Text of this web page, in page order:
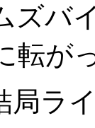
ズバ
転が
局ラ